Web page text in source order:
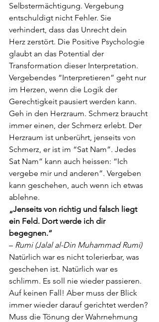
Selbstermächtigung. Vergebung
entschuldigt nicht Fehler. Sie
verhindert, dass das Unrecht dein
Herz zerstört. Die Positive Psychologie
glaubt an das Potential der
Transformation dieser Interpretation.
Vergebendes “Interpretieren” geht nur
im Herzen, wenn die Logik der
Gerechtigkeit pausiert werden kann.
Geh in den Herzraum. Schmerz braucht
immer einen, der Schmerz erlebt. Der
Herzraum ist unberührt, jenseits von
Schmerz, er ist im “Sat Nam”. Jedes
Sat Nam” kann auch heissen: “Ich
vergebe mir und anderen”. Vergeben
kann geschehen, auch wenn ich etwas
ablehne.
„Jenseits von richtig und falsch liegt
ein Feld. Dort werde ich dir
begegnen.“
– Rumi (Jalal al-Din Muhammad Rumi)
Natürlich war es nicht tolerierbar, was
geschehen ist. Natürlich war es
schlimm. Es soll nie wieder passieren.
Auf keinen Fall! Aber muss der Blick
immer wieder darauf gerichtet werden?
Muss die Tönung der Wahrnehmung